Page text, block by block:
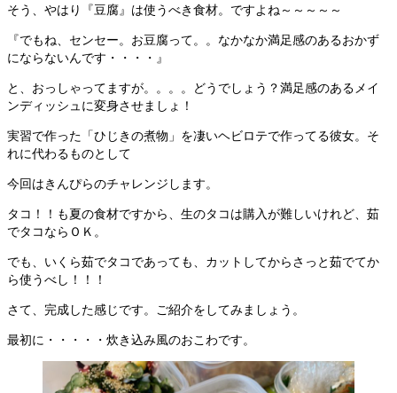
そう、やはり『豆腐』は使うべき食材。ですよね～～～～～
『でもね、センセー。お豆腐って。。なかなか満足感のあるおかず
にならないんです・・・・』
と、おっしゃってますが。。。。どうでしょう？満足感のあるメイ
ンディッシュに変身させましょ！
実習で作った「ひじきの煮物」を凄いヘビロテで作ってる彼女。そ
れに代わるものとして
今回はきんぴらのチャレンジします。
タコ！！も夏の食材ですから、生のタコは購入が難しいけれど、茹
でタコならＯＫ。
でも、いくら茹でタコであっても、カットしてからさっと茹でてか
ら使うべし！！！
さて、完成した感じです。ご紹介をしてみましょう。
最初に・・・・・炊き込み風のおこわです。